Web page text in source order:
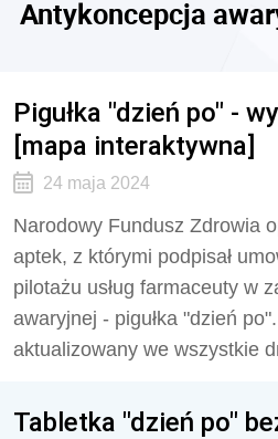
Antykoncepcja
Pigułka "dzień po" -
[mapa interaktywna]
24 maja 2024
Narodowy Fundusz Zdrowia
aptek, z którymi podpisał
pilotażu usług farmaceuty w
awaryjnej - pigułka "dzień
aktualizowany we wszystkie
Tabletka "dzień po"